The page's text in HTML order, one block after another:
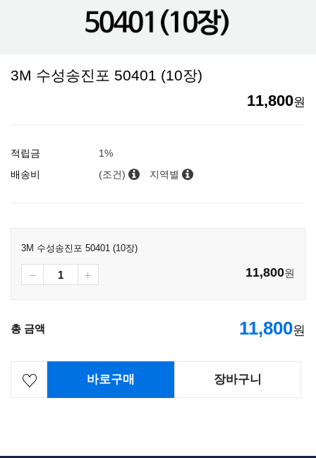
3M 수성송진포 50401 (10장)
11,800원
적립금
1%
배송비
(조건) 지역별
3M 수성송진포 50401 (10장)
11,800원
총 금액 11,800원
바로구매 장바구니